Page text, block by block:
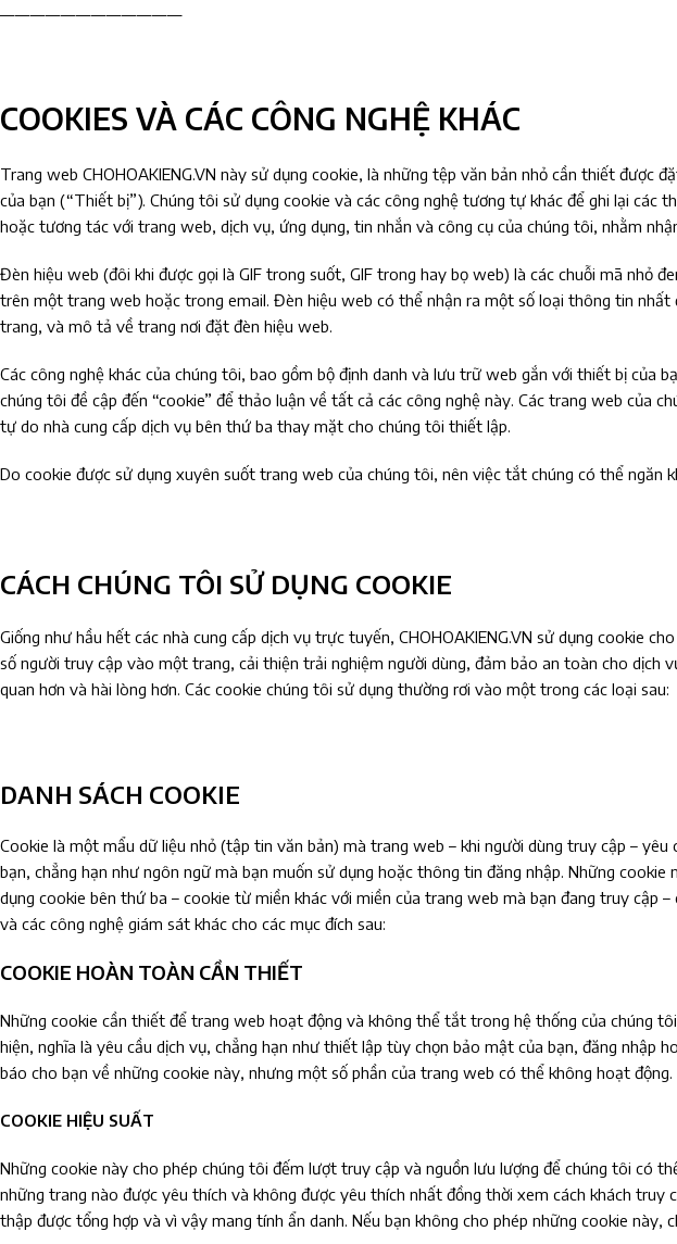
————————————
COOKIES VÀ CÁC CÔNG NGHỆ KHÁC
Trang web CHOHOAKIENG.VN này sử dụng cookie, là những tệp văn bản nhỏ cần thiết
của bạn (“Thiết bị”). Chúng tôi sử dụng cookie và các công nghệ tương tự khác để ghi lại
hoặc tương tác với trang web, dịch vụ, ứng dụng, tin nhắn và công cụ của chúng tôi, nhằm
Đèn hiệu web (đôi khi được gọi là GIF trong suốt, GIF trong hay bọ web) là các chuỗi mã nhỏ
trên một trang web hoặc trong email. Đèn hiệu web có thể nhận ra một số loại thông tin
trang, và mô tả về trang nơi đặt đèn hiệu web.
Các công nghệ khác của chúng tôi, bao gồm bộ định danh và lưu trữ web gắn với thiết bị của
chúng tôi đề cập đến “cookie” để thảo luận về tất cả các công nghệ này. Các trang web của
tự do nhà cung cấp dịch vụ bên thứ ba thay mặt cho chúng tôi thiết lập.
Do cookie được sử dụng xuyên suốt trang web của chúng tôi, nên việc tắt chúng có thể ngăn
CÁCH CHÚNG TÔI SỬ DỤNG COOKIE
Giống như hầu hết các nhà cung cấp dịch vụ trực tuyến, CHOHOAKIENG.VN sử dụng cookie
số người truy cập vào một trang, cải thiện trải nghiệm người dùng, đảm bảo an toàn cho dịch
quan hơn và hài lòng hơn. Các cookie chúng tôi sử dụng thường rơi vào một trong các loại sau:
DANH SÁCH COOKIE
Cookie là một mẩu dữ liệu nhỏ (tập tin văn bản) mà trang web – khi người dùng truy cập –
bạn, chẳng hạn như ngôn ngữ mà bạn muốn sử dụng hoặc thông tin đăng nhập. Những
dụng cookie bên thứ ba – cookie từ miền khác với miền của trang web mà bạn đang truy cập
và các công nghệ giám sát khác cho các mục đích sau:
COOKIE HOÀN TOÀN CẦN THIẾT
Những cookie cần thiết để trang web hoạt động và không thể tắt trong hệ thống của chúng
hiện, nghĩa là yêu cầu dịch vụ, chẳng hạn như thiết lập tùy chọn bảo mật của bạn, đăng nhập
báo cho bạn về những cookie này, nhưng một số phần của trang web có thể không hoạt động.
COOKIE HIỆU SUẤT
Những cookie này cho phép chúng tôi đếm lượt truy cập và nguồn lưu lượng để chúng tôi có
những trang nào được yêu thích và không được yêu thích nhất đồng thời xem cách khách
thập được tổng hợp và vì vậy mang tính ẩn danh. Nếu bạn không cho phép những cookie